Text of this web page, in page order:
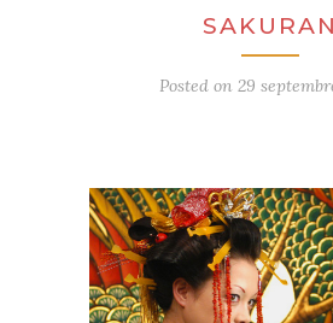
SAKURAN
Posted on 29